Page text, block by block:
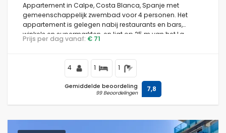
Appartement in Calpe, Costa Blanca, Spanje met
gemeenschappelijk zwembad voor 4 personen. Het
appartement is gelegen nabij restaurants en bars,
winkels en supermarkten, en ligt op 25 m van het La
Fossa / Levante strand.
Prijs per dag vanaf: € 71
4 1 1
Gemiddelde beoordeling
99 Beoordelingen 7,8